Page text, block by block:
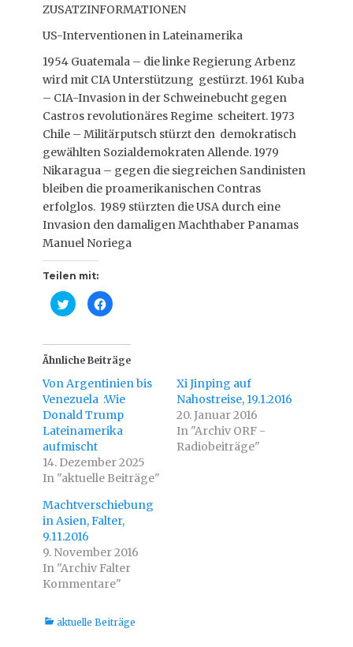
ZUSATZINFORMATIONEN
US-Interventionen in Lateinamerika
1954 Guatemala – die linke Regierung Arbenz
wird mit CIA Unterstützung gestürzt. 1961 Kuba
– CIA-Invasion in der Schweinebucht gegen
Castros revolutionäres Regime scheitert. 1973
Chile – Militärputsch stürzt den demokratisch
gewählten Sozialdemokraten Allende. 1979
Nikaragua – gegen die siegreichen Sandinisten
bleiben die proamerikanischen Contras
erfolglos. 1989 stürzten die USA durch eine
Invasion den damaligen Machthaber Panamas
Manuel Noriega
Teilen mit:
K
l
,
u
m
ü
b
e
r
T
i
t
t
e
z
t
e
i
l
e
n
(
W
i
r
n
K
l
,
u
m
a
u
f
F
a
c
e
o
k
z
t
e
i
l
n
(
W
i
r
n
Ähnliche Beiträge
Von Argentinien bis
Venezuela :Wie
Donald Trump
Lateinamerika
aufmischt
14. Dezember 2025
In "aktuelle Beiträge"
Xi Jinping auf
Nahostreise, 19.1.2016
20. Januar 2016
In "Archiv ORF -
Radiobeiträge"
Machtverschiebung
in Asien, Falter,
9.11.2016
9. November 2016
In "Archiv Falter
Kommentare"
Kategorien
aktuelle Beiträge